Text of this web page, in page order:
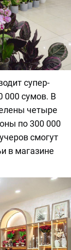
супер-
000 сумов. В
четыре
по 300 000
смогут
в магазине